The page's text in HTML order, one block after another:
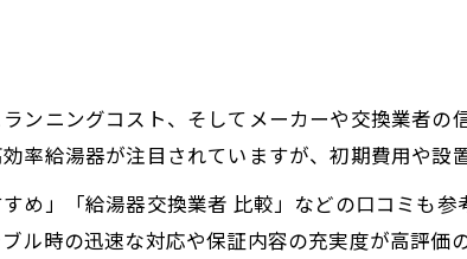
ガス給湯器の壊れやすいメーカーの見分
給湯器の寿命を延ばす日常メンテナンス
エコキュートかガス給湯器か迷ったときの判
エコキュートと給湯器の評判を徹底比較
ンニングコスト、そしてメーカーや交換業者の
率給湯器が注目されていますが、初期費用や設
め」「給湯器交換業者 比較」などの口コミも
ル時の迅速な対応や保証内容の充実度が高評価